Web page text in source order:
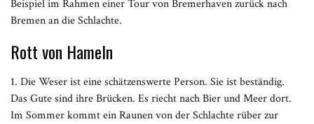
Beispiel im Rahmen einer Tour von Bremerhaven zurück nach
Bremen an die Schlachte.
Rott von Hameln
1. Die Weser ist eine schätzenswerte Person. Sie ist beständig.
Das Gute sind ihre Brücken. Es riecht nach Bier und Meer dort.
Im Sommer kommt ein Raunen von der Schlachte rüber zur